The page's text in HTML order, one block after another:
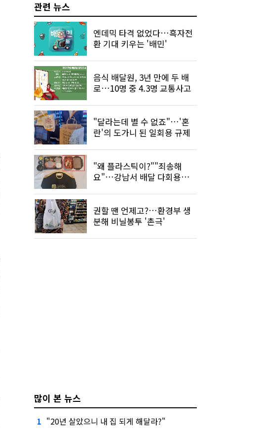
관련 뉴스
엔데믹 타격 없었다…흑자전
환 기대 키우는 '배민'
음식 배달원, 3년 만에 두 배
로…10명 중 4.3명 교통사고
"달라는데 별 수 없죠"…'혼
란'의 도가니 된 일회용 규제
"왜 플라스틱이?""죄송해
요"…강남서 배달 다회용기
권할 땐 언제고?…환경부 생
분해 비닐봉투 '촌극'
많이 본 뉴스
1 "20년 살았으니 내 집 되게 해달라?"